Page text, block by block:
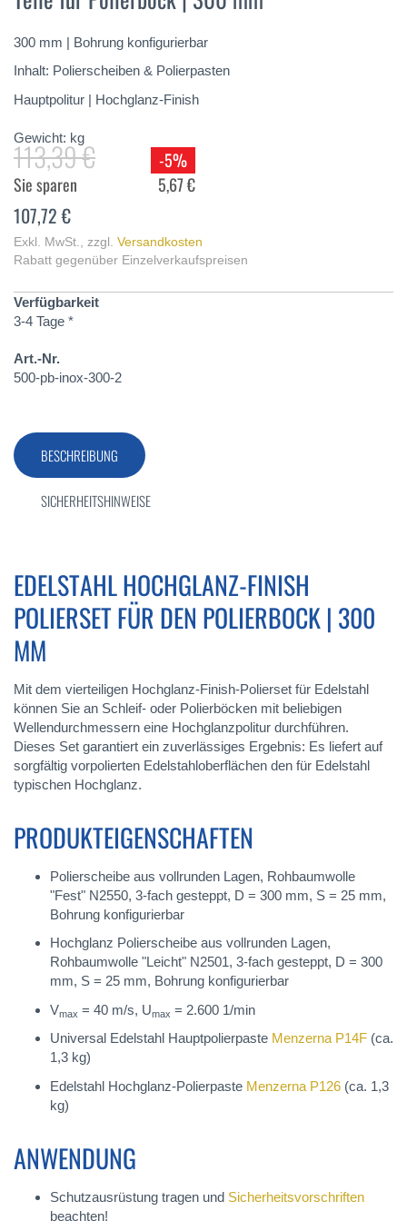
springen
300 mm | Bohrung konfigurierbar
Inhalt: Polierscheiben & Polierpasten
Hauptpolitur | Hochglanz-Finish
Gewicht: kg
113,39 €
-5%
Sie sparen
5,67 €
107,72 €
Exkl. MwSt. zzgl. Versandkosten
Rabatt gegenüber Einzelverkaufspreisen
Verfügbarkeit
3-4 Tage *
Art.-Nr.
500-pb-inox-300-2
BESCHREIBUNG
EDELSTAHL HOCHGLANZ-FINISH
POLIERSET FÜR DEN POLIERBOCK | 300
MM
Mit dem vierteiligen Hochglanz-Finish-Polierset für Edelstahl
können Sie an Schleif- oder Polierböcken mit beliebigen
Wellendurchmessern eine Hochglanzpolitur durchführen.
Dieses Set garantiert ein zuverlässiges Ergebnis: Es liefert auf
sorgfältig vorpolierten Edelstahloberflächen den für Edelstahl
typischen Hochglanz.
PRODUKTEIGENSCHAFTEN
Polierscheibe aus vollrunden Lagen, Rohbaumwolle
"Fest" N2550, 3-fach gesteppt, D = 300 mm, S = 25 mm,
Bohrung konfigurierbar
Hochglanz Polierscheibe aus vollrunden Lagen,
Rohbaumwolle "Leicht" N2501, 3-fach gesteppt, D = 300
mm, S = 25 mm, Bohrung konfigurierbar
Vmax = 40 m/s, Umax = 2.600 1/min
Universal Edelstahl Hauptpolierpaste Menzerna P14F (ca.
1,3 kg)
Edelstahl Hochglanz-Polierpaste Menzerna P126 (ca. 1,3
kg)
ANWENDUNG
Schutzausrüstung tragen und Sicherheitsvorschriften
beachten!
SICHERHEITSHINWEISE